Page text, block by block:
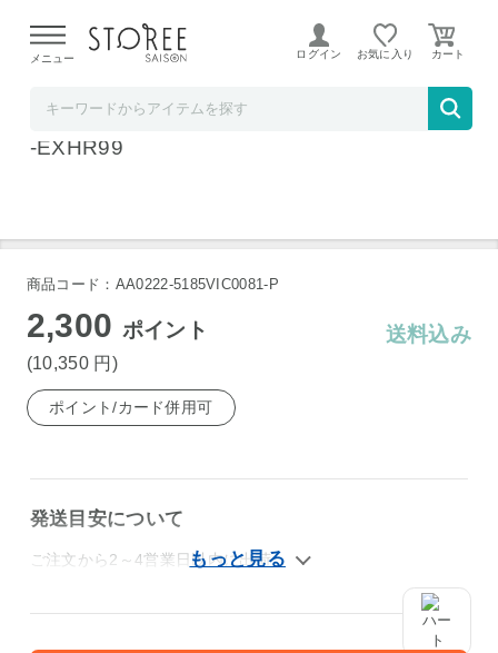
よる配送遅延が発生しております。
メニュー ログイン お気に入り
JVC Victor(ビクター) スピーカースタンド LS
-EXHR99
商品コード：AA0222-5185VIC0081-P
2,300 ポイント
(10,350 円 )
送料込み
ポイント/カード併用可
発送目安について
ご注文から2～4営業日以内に出荷